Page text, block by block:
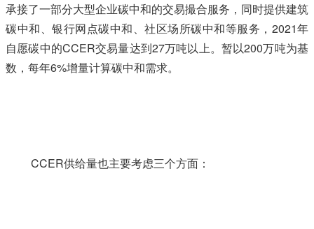
承接了一部分大型企业碳中和的交易撮合服务，同时提供建筑
碳中和、银行网点碳中和、社区场所碳中和等服务，2021年
自愿碳中的CCER交易量达到27万吨以上。暂以200万吨为基
数，每年6%增量计算碳中和需求。
CCER供给量也主要考虑三个方面：